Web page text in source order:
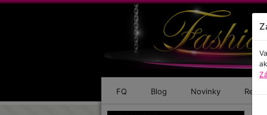
FQ Blog Novinky